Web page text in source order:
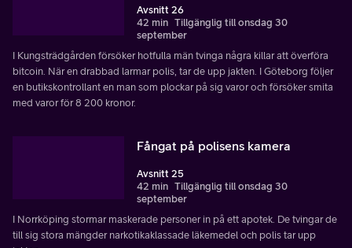
Avsnitt 26
42 min Tillgänglig till onsdag 30
september
I Kungsträdgården försöker hotfulla män tvinga några killar att överföra
bitcoin. När en drabbad larmar polis, tar de upp jakten. I Göteborg följer
en butikskontrollant en man som plockar på sig varor och försöker smita
med varor för 8 200 kronor.
Fångat på polisens kamera
Avsnitt 25
42 min Tillgänglig till onsdag 30
september
I Norrköping stormar maskerade personer in på ett apotek. De tvingar de
till sig stora mängder narkotikaklassade läkemedel och polis tar upp